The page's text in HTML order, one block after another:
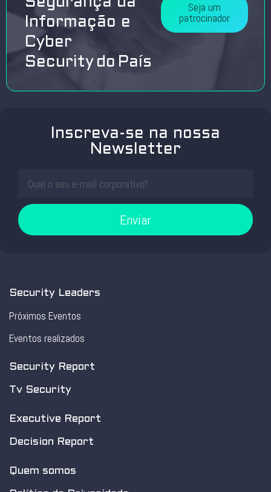
Informação e
Cyber
Security do País
Seja um
patrocinador
Inscreva-se na nossa
Newsletter
Enviar
Security Leaders
Próximos Eventos
Eventos realizados
Security Report
Tv Security
Executive Report
Decision Report
Quem somos